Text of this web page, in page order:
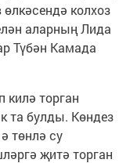
колхоз
аларның Лида
Түбән Камада
торган
та булды. Көндез
төнлә су
җитә торган